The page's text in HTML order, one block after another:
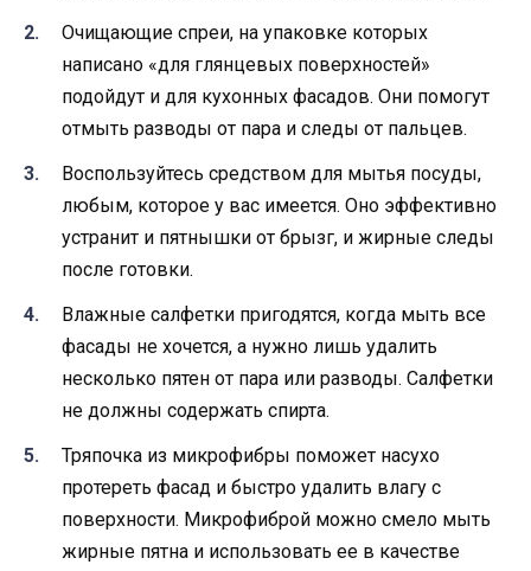
Очищающие спреи, на упаковке которых
написано «для глянцевых поверхностей»
подойдут и для кухонных фасадов. Они помогут
отмыть разводы от пара и следы от пальцев.
Воспользуйтесь средством для мытья посуды,
любым, которое у вас имеется. Оно эффективно
устранит и пятнышки от брызг, и жирные следы
после готовки.
Влажные салфетки пригодятся, когда мыть все
фасады не хочется, а нужно лишь удалить
несколько пятен от пара или разводы. Салфетки
не должны содержать спирта.
Тряпочка из микрофибры поможет насухо
протереть фасад и быстро удалить влагу с
поверхности. Микрофиброй можно смело мыть
жирные пятна и использовать ее в качестве